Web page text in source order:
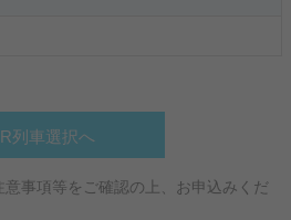
列車選択へ
意事項等をご確認の上、お申込みくだ